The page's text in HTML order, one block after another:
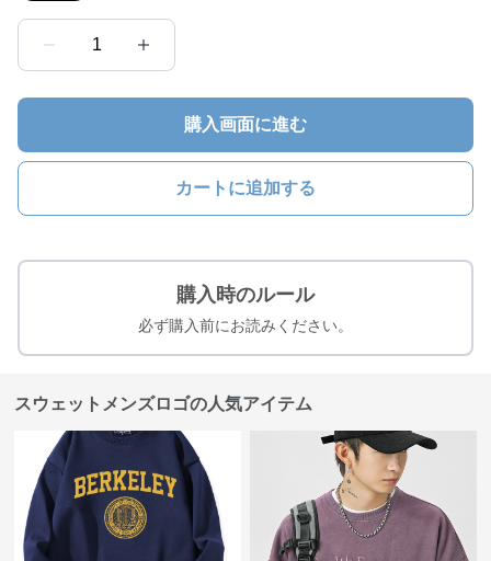
1
購入画面に進む
カートに追加する
購入時のルール
必ず購入前にお読みください。
スウェットメンズロゴの人気アイテム